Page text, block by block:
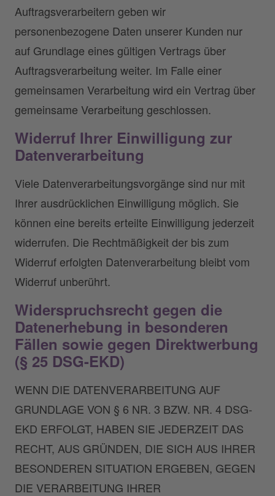
Auftragsverarbeitern geben wir
personenbezogene Daten unserer Kunden nur
auf Grundlage eines gültigen Vertrags über
Auftragsverarbeitung weiter. Im Falle einer
gemeinsamen Verarbeitung wird ein Vertrag über
gemeinsame Verarbeitung geschlossen.
Widerruf Ihrer Einwilligung zur
Datenverarbeitung
Viele Datenverarbeitungsvorgänge sind nur mit
Ihrer ausdrücklichen Einwilligung möglich. Sie
können eine bereits erteilte Einwilligung jederzeit
widerrufen. Die Rechtmäßigkeit der bis zum
Widerruf erfolgten Datenverarbeitung bleibt vom
Widerruf unberührt.
Widerspruchsrecht gegen die
Datenerhebung in besonderen
Fällen sowie gegen Direktwerbung
(§ 25 DSG-EKD)
WENN DIE DATENVERARBEITUNG AUF
GRUNDLAGE VON § 6 NR. 3 BZW. NR. 4 DSG-
EKD ERFOLGT, HABEN SIE JEDERZEIT DAS
RECHT, AUS GRÜNDEN, DIE SICH AUS IHRER
BESONDEREN SITUATION ERGEBEN, GEGEN
DIE VERARBEITUNG IHRER